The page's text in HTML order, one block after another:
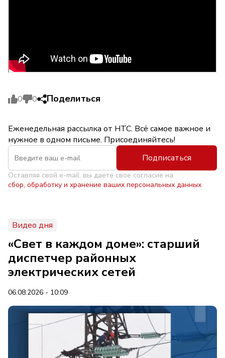
0 0 Поделиться
Еженедельная рассылка от НТС. Всё самое важное и
нужное в одном письме. Присоединяйтесь!
Подписаться
Оставляя свой e-mail, вы даете свое согласие на
сбор, обработку и хранение ваших персональных данных
Видео дня
«Свет в каждом доме»: старший
диспетчер районных
электрических сетей
06.08.2026 - 10:09